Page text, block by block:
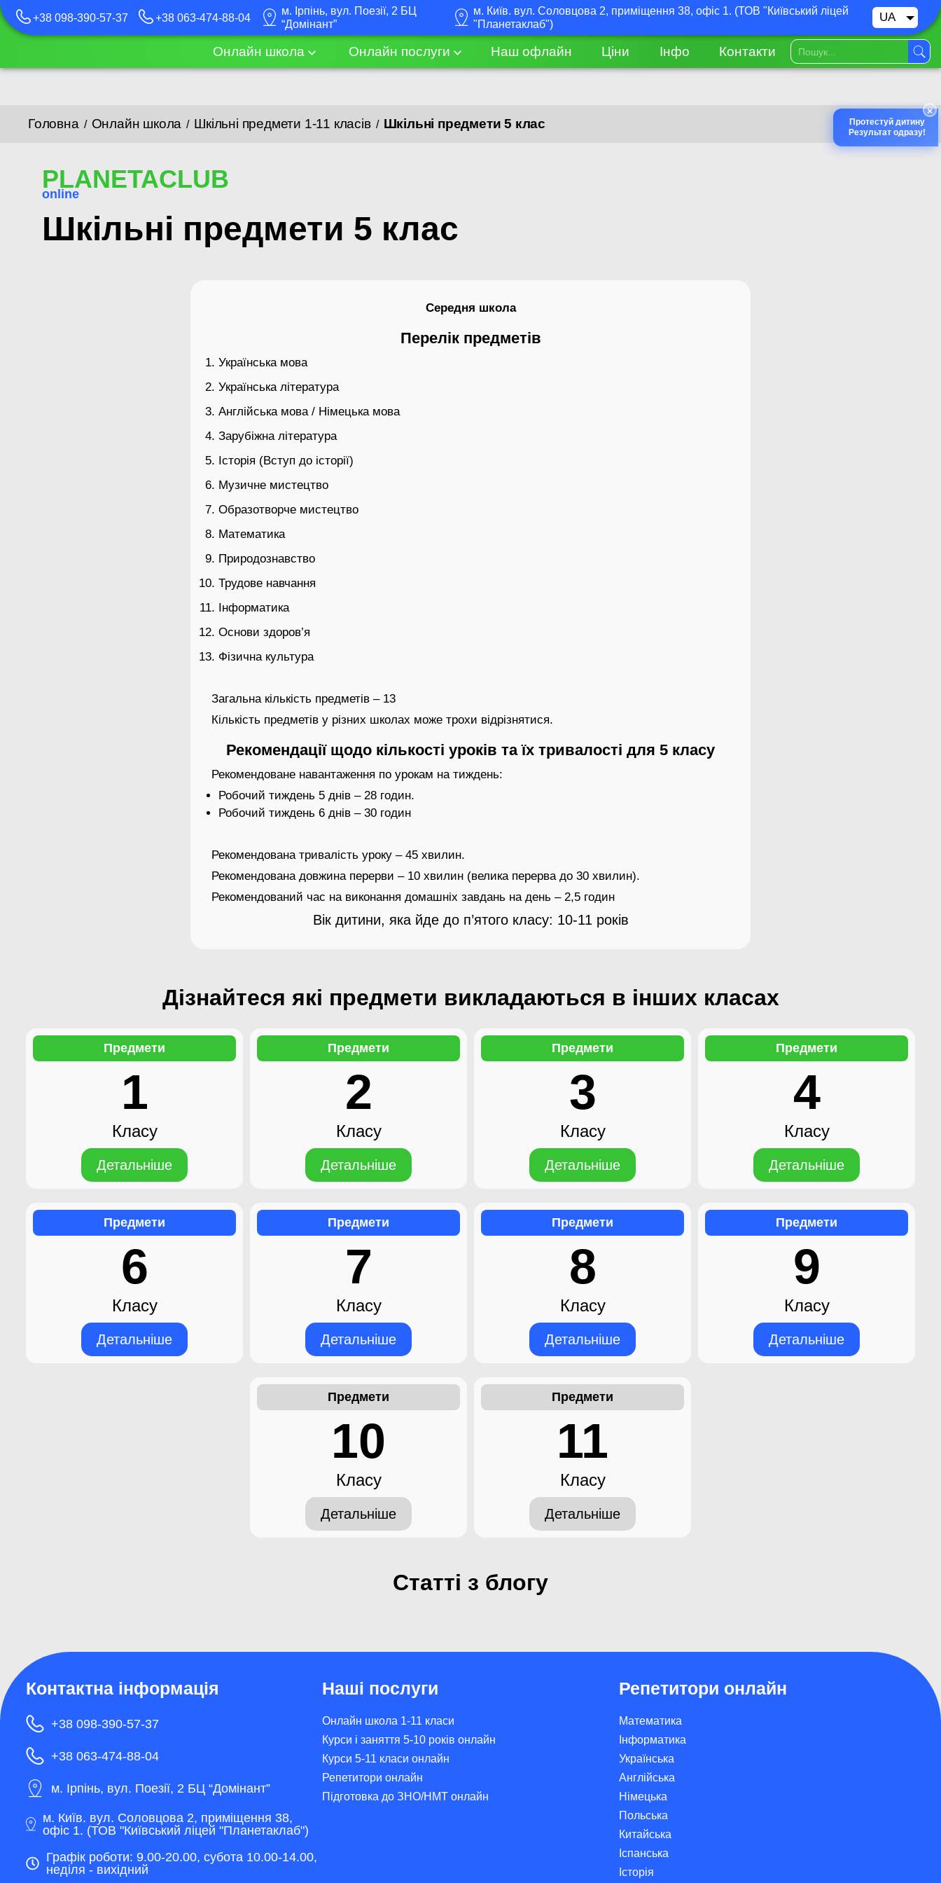
+38 098-390-57-37 +38 063-474-88-04
м. Ірпінь, вул. Поезії, 2 БЦ
“Домінант”
м. Київ. вул. Соловцова 2, приміщення 38, офіс 1. (ТОВ "Київський ліцей
"Планетаклаб")
UA
RU
Онлайн школа Онлайн послуги Наш офлайн Ціни Інфо Контакти
Головна / Онлайн школа / Шкільні предмети 1-11 класів​ / Шкільні предмети 5 клас
PLANETACLUB
online
Шкільні предмети 5 клас
Середня школа
Перелік предметів
Українська мова
Українська література
Англійська мова / Німецька мова
Зарубіжна література
Історія (Вступ до історії)
Музичне мистецтво
Образотворче мистецтво
Математика
Природознавство
Трудове навчання
Інформатика
Основи здоров’я
Фізична культура
Загальна кількість предметів – 13
Кількість предметів у різних школах може трохи відрізнятися.
Рекомендації щодо кількості уроків та їх тривалості для 5 класу
Рекомендоване навантаження по урокам на тиждень:
Робочий тиждень 5 днів – 28 годин.
Робочий тиждень 6 днів – 30 годин
Рекомендована тривалість уроку – 45 хвилин.
Рекомендована довжина перерви – 10 хвилин (велика перерва до 30 хвилин).
Рекомендований час на виконання домашніх завдань на день – 2,5 годин
Вік дитини, яка йде до п’ятого класу: 10-11 років
Дізнайтеся які предмети викладаються в інших класах
Предмети
1
Класу
Детальніше
Предмети
2
Класу
Детальніше
Предмети
3
Класу
Детальніше
Предмети
4
Класу
Детальніше
Предмети
6
Класу
Детальніше
Предмети
7
Класу
Детальніше
Предмети
8
Класу
Детальніше
Предмети
9
Класу
Детальніше
Предмети
10
Класу
Детальніше
Предмети
11
Класу
Детальніше
Статті з блогуБулінг у школі. Що це?
Контактна інформація
+38 098-390-57-37
+38 063-474-88-04
м. Ірпінь, вул. Поезії, 2 БЦ “Домінант”
м. Київ. вул. Соловцова 2, приміщення 38,
офіс 1. (ТОВ "Київський ліцей "Планетаклаб")
Графік роботи: 9.00-20.00, субота 10.00-14.00,
неділя - вихідний
Наші послуги
Онлайн школа 1-11 класи
Курси і заняття 5-10 років онлайн
Курси 5-11 класи онлайн
Репетитори онлайн
Підготовка до ЗНО/НМТ онлайн
Репетитори онлайн
Математика
Інформатика
Українська
Англійська
Німецька
Польська
Китайська
Іспанська
Історія
×
Протестуй дитину
Результат одразу!